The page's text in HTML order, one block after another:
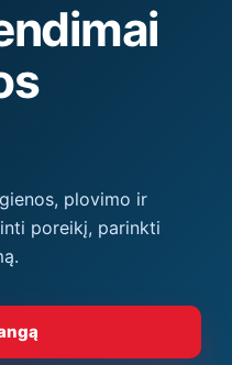
plovimo ir
poreikį, parinkti